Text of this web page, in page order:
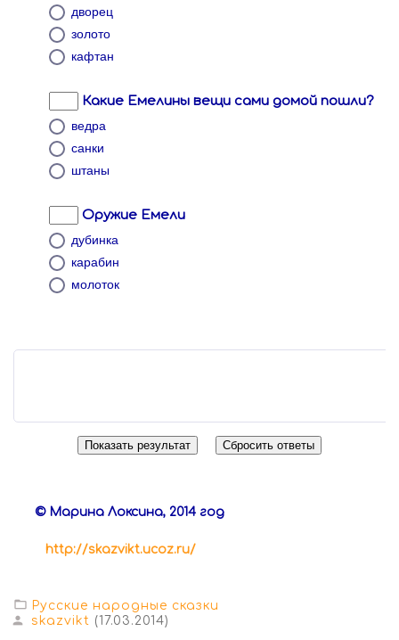
дворец
золото
кафтан
Какие Емелины вещи сами домой пошли?
ведра
санки
штаны
Оружие Емели
дубинка
карабин
молоток
© Марина Локсина, 2014 год
http://skazvikt.ucoz.ru/
Русские народные сказки
skazvikt (17.03.2014)